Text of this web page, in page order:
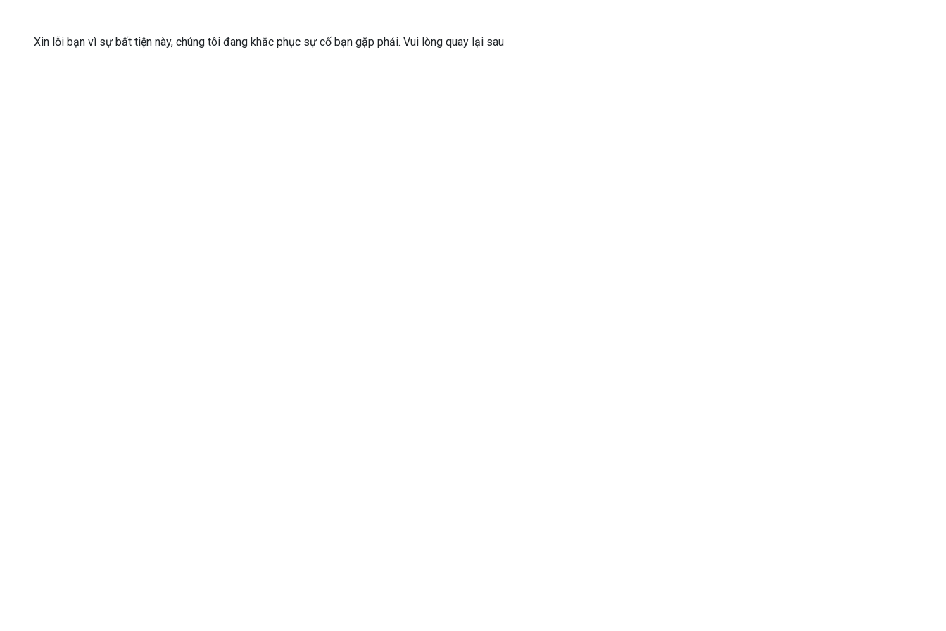
Xin lỗi bạn vì sự bất tiện này, chúng tôi đang khắc phục sự cố bạn gặp phải. Vui lòng quay lại sau